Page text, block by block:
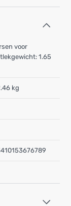
voor
1.65
kg